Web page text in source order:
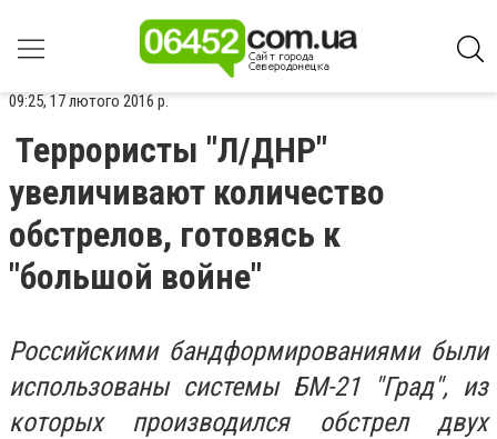
09:25, 17 лютого 2016 р.
Террористы "Л/ДНР"
увеличивают количество
обстрелов, готовясь к
"большой войне"
Российскими бандформированиями были
использованы системы БМ-21 "Град", из
которых производился обстрел двух